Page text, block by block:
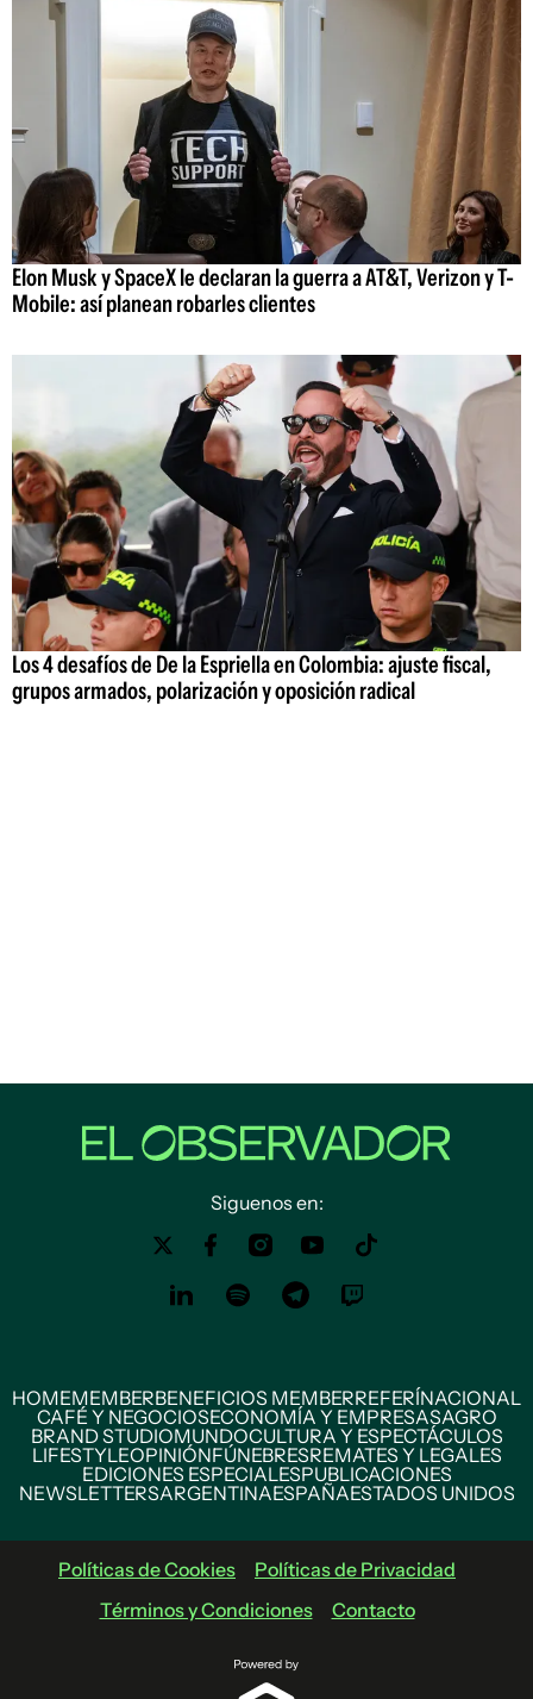
Elon Musk y SpaceX le declaran la guerra a AT&T, Verizon y T-
Mobile: así planean robarles clientes
Los 4 desafíos de De la Espriella en Colombia: ajuste fiscal,
grupos armados, polarización y oposición radical
Siguenos en:
HOMEMEMBERBENEFICIOS MEMBERREFERÍNACIONAL
CAFÉ Y NEGOCIOSECONOMÍA Y EMPRESASAGRO
BRAND STUDIOMUNDOCULTURA Y ESPECTÁCULOS
LIFESTYLEOPINIÓNFÚNEBRESREMATES Y LEGALES
EDICIONES ESPECIALESPUBLICACIONES
NEWSLETTERSARGENTINAESPAÑAESTADOS UNIDOS
Políticas de Cookies
Políticas de Privacidad
Términos y Condiciones
Contacto